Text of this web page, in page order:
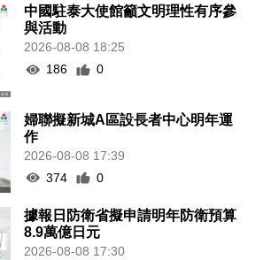
中國駐泰大使館籲文明理性有序參
與活動
2026-08-08 18:25
186
0
婦聯擬新城A區設長者中心明年運
作
2026-08-08 17:39
374
0
據報日防衛省擬申請明年防衛預算
8.9萬億日元
2026-08-08 17:30